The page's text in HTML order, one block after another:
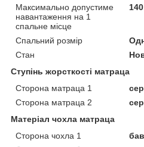
Максимально допустиме
навантаження на 1
спальне місце
Спальний розмір
Стан
Ступінь жорсткості матраца
Сторона матраца 1
Сторона матраца 2
Матеріал чохла матраца
Сторона чохла 1